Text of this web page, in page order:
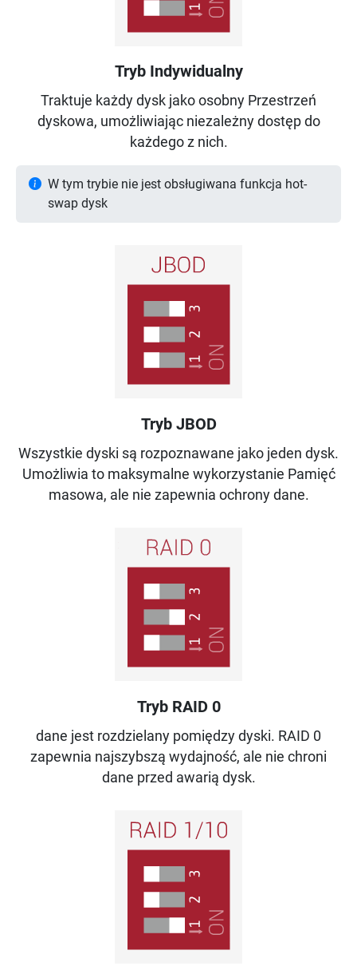
Tryb Indywidualny
Traktuje każdy dysk jako osobny Przestrzeń
dyskowa, umożliwiając niezależny dostęp do
każdego z nich.
W tym trybie nie jest obsługiwana funkcja hot-
swap dysk
Tryb JBOD
Wszystkie dyski są rozpoznawane jako jeden dysk.
Umożliwia to maksymalne wykorzystanie Pamięć
masowa, ale nie zapewnia ochrony dane.
Tryb RAID 0
dane jest rozdzielany pomiędzy dyski. RAID 0
zapewnia najszybszą wydajność, ale nie chroni
dane przed awarią dysk.